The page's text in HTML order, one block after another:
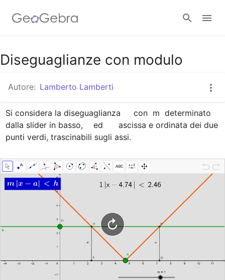
Google Classroom
GeoGebra Classroom
Accedi
Diseguaglianze con modulo
Autore: Lamberto Lamberti
Si considera la diseguaglianza
  con  m  determinato
dalla slider in basso,
  ed
  ascissa e ordinata dei due
punti verdi, trascinabili sugli assi.